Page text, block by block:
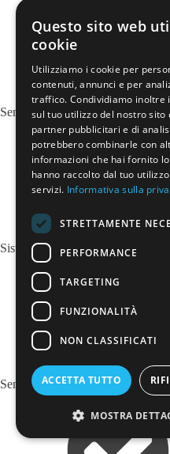
Sensore di pioggia
Sistema di riconoscimento della
Sensore di luce
Questo sito web
cookie
Utilizziamo i cookie per
contenuti, annunci e per
traffico. Condividiamo inoltre
sul tuo utilizzo del nostro sito
partner pubblicitari e di
potrebbero combinarle con
informazioni che hai fornito
hanno raccolto dal tuo
servizi. Informativa sulla
STRETTAMENTE
PERFORMANCE
TARGETING
FUNZIONALITÀ
NON CLASSIFICATI
ACCETTA TUTTO
MOSTRA